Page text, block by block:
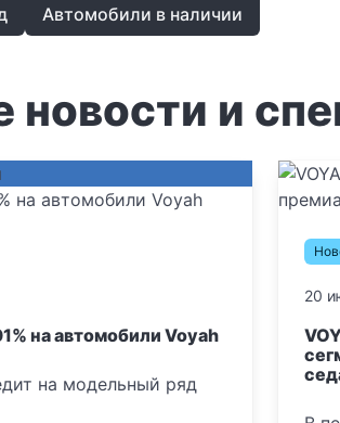
Автомобили в наличии
новости и
на автомобили Voyah
на модельный ряд
20